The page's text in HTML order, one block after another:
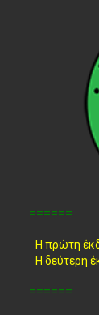
======
Η πρώτη
Η δεύτερη
======